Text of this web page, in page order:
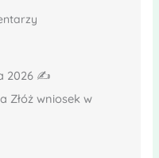
2026 ✍️
Złóż wniosek w